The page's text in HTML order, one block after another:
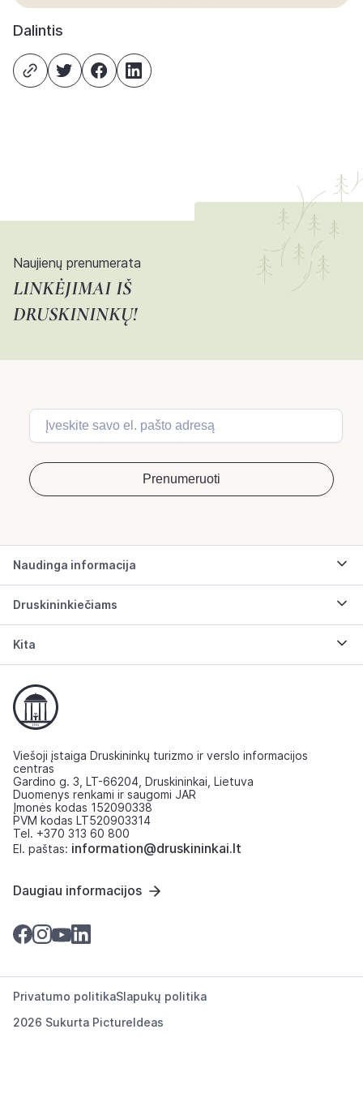
Dalintis
Naujienų prenumerata
LINKĖJIMAI IŠ
DRUSKININKŲ!
Naudinga informacija
Druskininkiečiams
Kita
Viešoji įstaiga Druskininkų turizmo ir verslo informacijos
centras
Gardino g. 3, LT-66204, Druskininkai, Lietuva
Duomenys renkami ir saugomi JAR
Įmonės kodas 152090338
PVM kodas LT520903314
Tel. +370 313 60 800
El. paštas: information@druskininkai.lt
Daugiau informacijos
2026 Sukurta PictureIdeas
Privatumo politikaSlapukų politika